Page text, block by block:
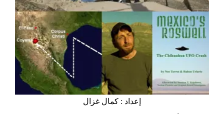
إعداد : كمال غزال